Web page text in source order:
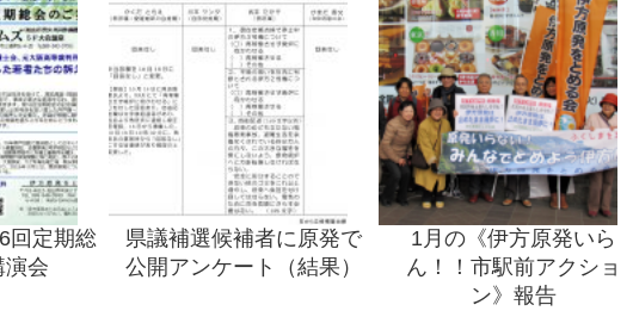
回定期総
演会
県議補選候補者に原発で
公開アンケート（結果）
1月の《伊方原発いら
ん！！市駅前アクショ
ン》報告